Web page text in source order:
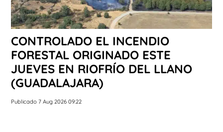
CONTROLADO EL INCENDIO
FORESTAL ORIGINADO ESTE
JUEVES EN RIOFRÍO DEL LLANO
(GUADALAJARA)
Publicado 7 Aug 2026 09:22